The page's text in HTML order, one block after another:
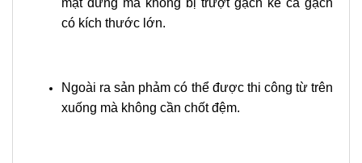
mặt đứng mà không bị trượt gạch kể cả gạch
có kích thước lớn.
Ngoài ra sản phảm có thể được thi công từ trên
xuống mà không cần chốt đệm.